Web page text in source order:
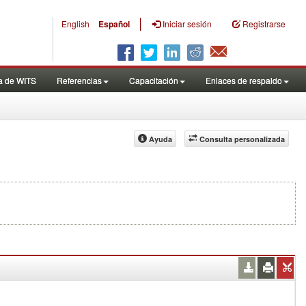
English Español | Iniciar sesión Registrarse
de WITS Referencias Capacitación Enlaces de respaldo
Consulta personalizada
Ayuda